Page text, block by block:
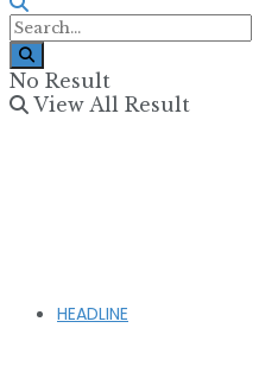
No Result
View All Result
HEADLINE